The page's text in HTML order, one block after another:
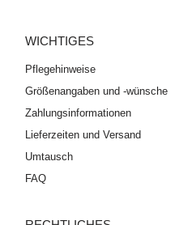
WICHTIGES
Pflegehinweise
Größenangaben und -wünsche
Zahlungsinformationen
Lieferzeiten und Versand
Umtausch
FAQ